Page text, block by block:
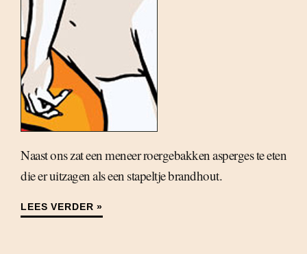
Naast ons zat een meneer roergebakken asperges te eten
die er uitzagen als een stapeltje brandhout.
LEES VERDER »